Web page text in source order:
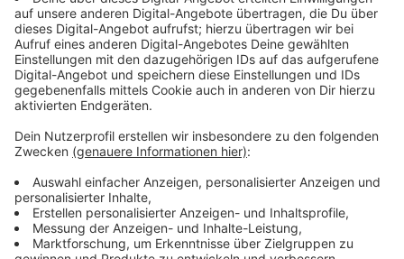
Insgesamt wurden fast 2500 Personen kontrolliert,
die Kontrollen fanden unter anderem am Rheinufer und
auf der Bolkerstraße statt. In den nächsten Monaten
sollen ähnliche Kontrollen folgen.
Anzeige
Weitere Infos und Links zum Thema:
Anzeige